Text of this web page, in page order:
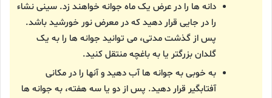
دانه ها را در عرض یک ماه جوانه خواهند زد. سینی نشاء
را در جایی قرار دهید که در معرض نور خورشید باشد.
پس از گذشت مدتی، می توانید جوانه ها را به یک
گلدان بزرگتر یا به باغچه منتقل کنید.
به خوبی به جوانه ها آب دهید و آنها را در مکانی
آفتابگیر قرار دهید. پس از دو یا سه هفته، به جوانه ها